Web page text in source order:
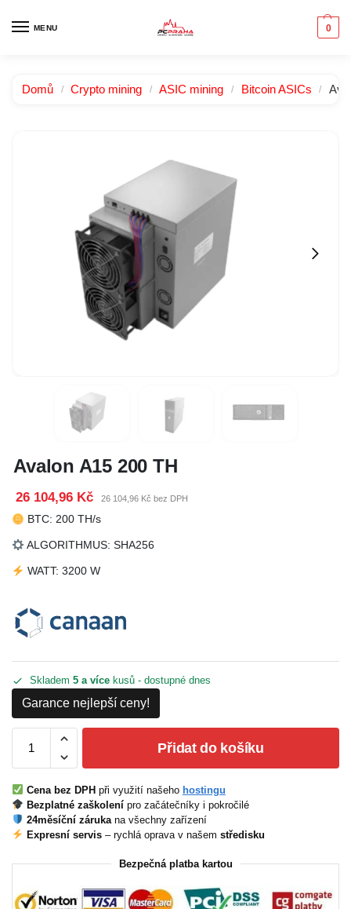
MENU 0
Domů / Crypto mining / ASIC mining / Bitcoin ASICs /
Avalon A15 200 TH
26 104,96 Kč 26 104,96 Kč bez DPH
BTC: 200 TH/s
ALGORITHMUS: SHA256
WATT: 3200 W
Skladem 5 a více kusů - dostupné dnes
Garance nejlepší ceny!
Přidat do košíku
Cena bez DPHpři využití našeho hostingu
Bezplatné zaškolenípro začátečníky i pokročilé
24měsíční zárukana všechny zařízení
Expresní servis– rychlá oprava v našem středisku
Bezpečná platba kartou